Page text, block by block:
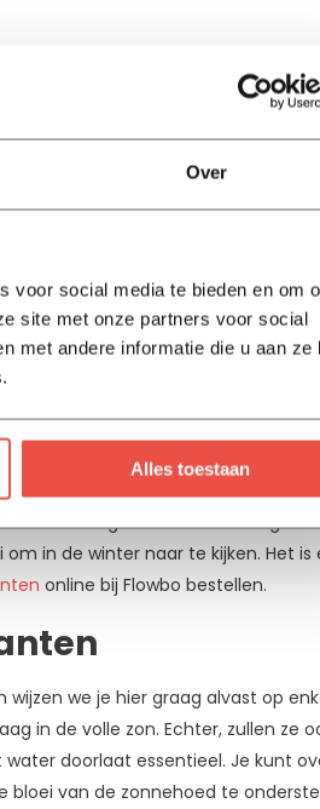
Over
voor social media te bieden en om
site met onze partners voor social
met andere informatie die u aan ze
Alles toestaan
en staat in bloei gedurende de
nog groter wordt en nog meer in
ziet er op zich hetzelfde uit
september. Ook wanneer je
online bestellen bij
de Echinacea purpurea ook
bloemen. Een apart, maar
ze heerlijk ruiken. Dat vinden ook
en hierdoor maak je je tuin nog
vanwege hun zaaddozen
in de winter naar te kijken. Het
online bij Flowbo bestellen.
we je hier graag alvast op
in de volle zon. Echter, zullen ze
doorlaat essentieel. Je kunt
van de zonnehoed te